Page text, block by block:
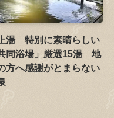
湯 特別に素晴らしい
共同浴場」厳選15湯 地
方へ感謝がとまらない